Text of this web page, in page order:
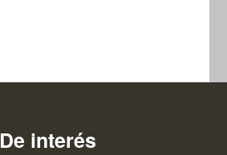
De interés